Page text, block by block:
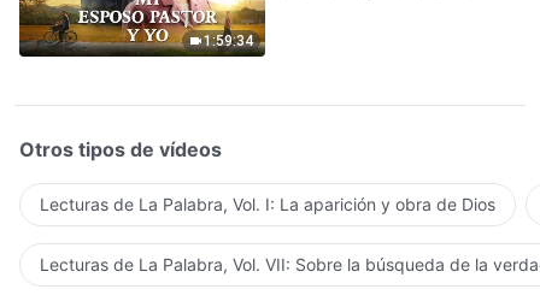
1:59:34
Otros tipos de vídeos
Lecturas de La Palabra, Vol. I: La aparición y obra de Dios
Lecturas de La Palabra, Vol. VII: Sobre la búsqueda de la